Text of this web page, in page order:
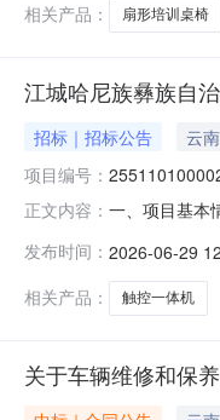
相关产品：
扇形培训桌椅
江城哈尼族彝族自
招标｜招标公告 云
项目编号：
正文内容： 一、项目基本
机（安卓
发布时间： 2026-06-29
相关产品：
触控一体机
关于车辆维修和保